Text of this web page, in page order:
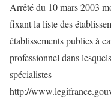
Arrêté du 10 mars 2003
fixant la liste des
établissements publics à
professionnel dans
spécialistes
http://